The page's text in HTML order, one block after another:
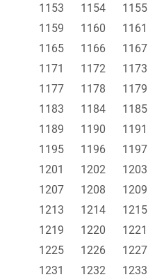
1153 1154 1155
1159
1160 1161
1165
1166 1167
1171
1172 1173
1177
1178 1179
1183
1184 1185
1189
1190 1191
1195
1196 1197
1201
1202 1203
1207
1208 1209
1213
1214 1215
1219
1220 1221
1225
1226 1227
1231
1232 1233